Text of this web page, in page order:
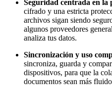
Seguridad centrada en la
cifrado y una estricta
archivos sigan siendo
algunos proveedores
analiza tus datos.
Sincronización y uso
sincroniza, guarda y
dispositivos, para que la
documentos sean más